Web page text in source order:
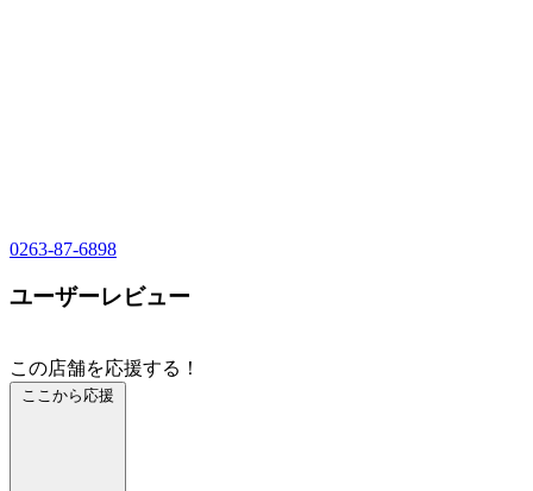
0263-87-6898
ユーザーレビュー
この店舗を応援する！
ここから応援